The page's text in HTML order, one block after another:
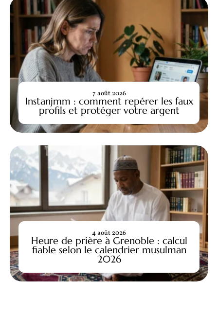
Instanjmm : comment repérer les faux
profils et protéger votre argent
7 août 2026
Heure de prière à Grenoble : calcul
fiable selon le calendrier musulman
2026
4 août 2026